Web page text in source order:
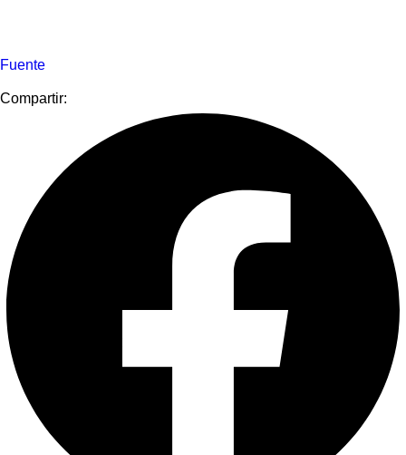
Fuente
Compartir: